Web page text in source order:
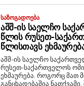
ᲡᲐᲖᲝᲒᲐᲓᲝᲔᲑᲐ
ᲐᲨᲨ-ᲘᲡ ᲡᲐᲔᲚᲩᲝ
ᲬᲚᲘᲡ ᲠᲣᲡᲔᲗ-
ᲬᲚᲘᲡᲗᲐᲕᲡ
აშშ-ის საელჩო
რუსეთ-საქართველოს
ეხმაურება. როგორც მათ მიერ გავრცელებულ
განცხადებაშია ნათქვამი,